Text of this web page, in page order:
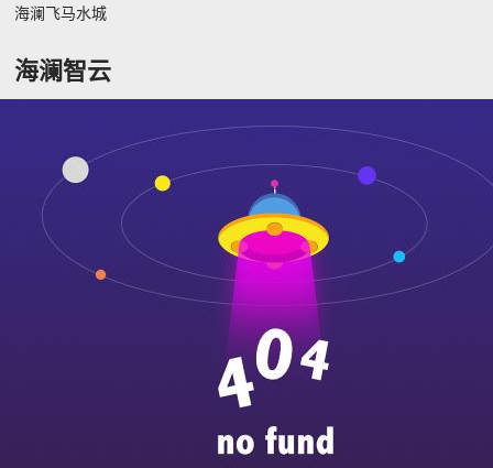
海澜飞马水城
海澜智云